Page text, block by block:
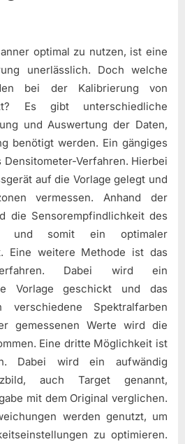
optimal zu nutzen, ist eine
unerlässlich. Doch welche
bei der Kalibrierung von
Es gibt unterschiedliche
und Auswertung der Daten,
benötigt werden. Ein gängiges
Verfahren. Hierbei
auf die Vorlage gelegt und
vermessen. Anhand der
die Sensorempfindlichkeit des
und somit ein optimaler
Eine weitere Methode ist das
Verfahren. Dabei wird ein
Vorlage geschickt und das
Spektralfarben
gemessenen Werte wird die
Eine dritte Möglichkeit ist
Dabei wird ein aufwändig
auch Target genannt,
mit dem Original verglichen.
werden genutzt, um
zu optimieren.